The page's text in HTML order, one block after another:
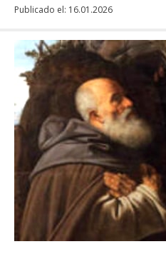
Publicado el: 16.01.2026